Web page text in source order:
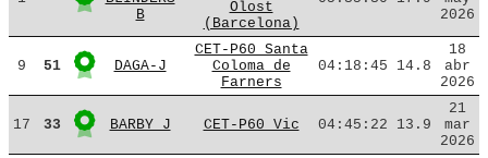
B
Olost
(Barcelona)
2026
9 51 DAGA-J
CET-P60 Santa
Coloma de
Farners
04:18:45 14.8
18
abr
2026
17 33 BARBY J CET-P60 Vic 04:45:22 13.9
21
mar
2026